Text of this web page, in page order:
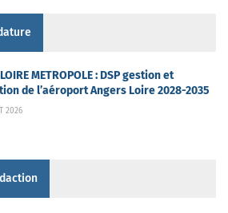
METROPOLE : DSP gestion et
de l’aéroport Angers Loire 2028-2035
2026